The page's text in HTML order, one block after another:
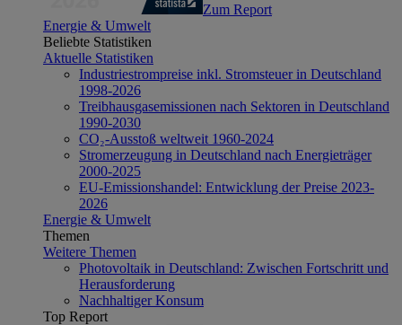
Zum Report
Energie & Umwelt
Beliebte Statistiken
Aktuelle Statistiken
Industriestrompreise inkl. Stromsteuer in Deutschland
1998-2026
Treibhausgasemissionen nach Sektoren in Deutschland
1990-2030
CO₂-Ausstoß weltweit 1960-2024
Stromerzeugung in Deutschland nach Energieträger
2000-2025
EU-Emissionshandel: Entwicklung der Preise 2023-
2026
Energie & Umwelt
Themen
Weitere Themen
Photovoltaik in Deutschland: Zwischen Fortschritt und
Herausforderung
Nachhaltiger Konsum
Top Report